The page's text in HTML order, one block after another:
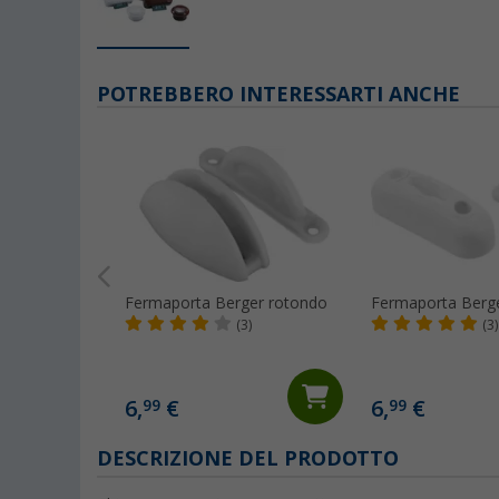
POTREBBERO INTERESSARTI ANCHE
Fermaporta Berger rotondo
(3)
6,99 €
Fermaporta
(3)
6,99 €
DESCRIZIONE DEL PRODOTTO